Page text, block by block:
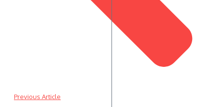
Previous Article